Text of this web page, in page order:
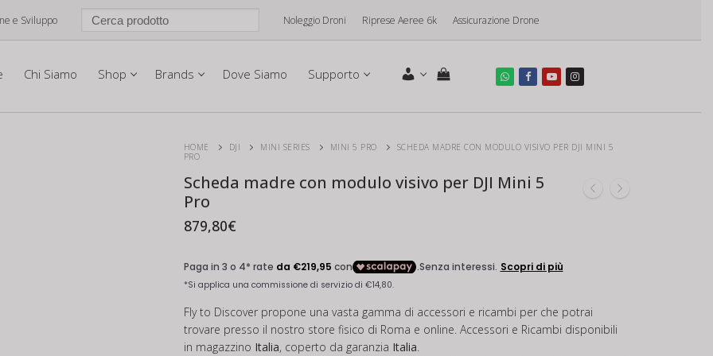
e Sviluppo Noleggio Droni Riprese Aeree 6k Assicurazione Drone
Chi Siamo Shop Brands Dove Siamo Supporto
HOME DJI MINI SERIES MINI 5 PRO
SCHEDA MADRE CON MODULO VISIVO PER DJI MINI 5
PRO
Scheda madre con modulo visivo per DJI Mini 5
Pro
879,80€
Fly to Discover propone una vasta gamma di accessori e ricambi per che potrai
trovare presso il nostro store fisico di Roma e online. Accessori e Ricambi disponibili
in magazzino Italia, coperto da garanzia Italia.